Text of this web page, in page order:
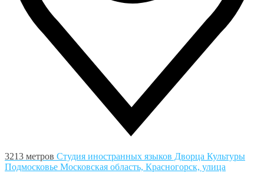
3213 метров Студия иностранных языков Дворца Культуры
Подмосковье Московская область, Красногорск, улица